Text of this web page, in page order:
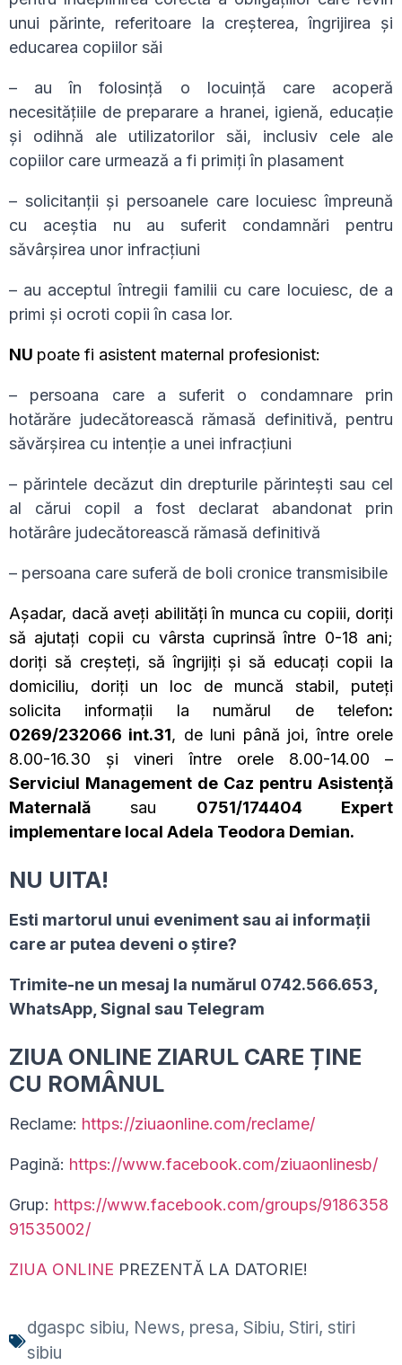
unui părinte, referitoare la creșterea, îngrijirea și
educarea copiilor săi
– au în folosinţă o locuinţă care acoperă
necesităţiile de preparare a hranei, igienă, educaţie
şi odihnă ale utilizatorilor săi, inclusiv cele ale
copiilor care urmează a fi primiţi în plasament
– solicitanții și persoanele care locuiesc împreună
cu aceștia nu au suferit condamnări pentru
săvârșirea unor infracțiuni
– au acceptul întregii familii cu care locuiesc, de a
primi şi ocroti copii în casa lor.
NU poate fi asistent maternal profesionist:
– persoana care a suferit o condamnare prin
hotărăre judecătorească rămasă definitivă, pentru
săvărșirea cu intenție a unei infracțiuni
– părintele decăzut din drepturile părintești sau cel
al cărui copil a fost declarat abandonat prin
hotărâre judecătorească rămasă definitivă
– persoana care suferă de boli cronice transmisibile
Așadar, dacă aveţi abilităţi în munca cu copiii, doriţi
să ajutaţi copii cu vârsta cuprinsă între 0-18 ani;
doriţi să creşteţi, să îngrijiţi şi să educaţi copii la
domiciliu, doriți un loc de muncă stabil, puteți
solicita informații la numărul de telefon:
0269/232066 int.31, de luni până joi, între orele
8.00-16.30 și vineri între orele 8.00-14.00 –
Serviciul Management de Caz pentru Asistență
Maternală sau 0751/174404 Expert
implementare local Adela Teodora Demian.
NU UITA!
Esti martorul unui eveniment sau ai informaţii
care ar putea deveni o ştire?
Trimite-ne un mesaj la numărul 0742.566.653,
WhatsApp, Signal sau Telegram
ZIUA ONLINE ZIARUL CARE ȚINE
CU ROMÂNUL
Reclame: https://ziuaonline.com/reclame/
Pagină: https://www.facebook.com/ziuaonlinesb/
Grup: https://www.facebook.com/groups/9186358
91535002/
ZIUA ONLINE PREZENTĂ LA DATORIE!
dgaspc sibiu, News, presa, Sibiu, Stiri, stiri
sibiu